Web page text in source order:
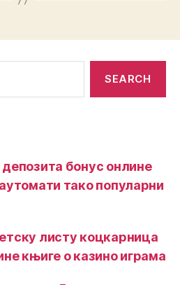
бонус онлине
тако популарни
листу коцкарница
књиге о казино играма